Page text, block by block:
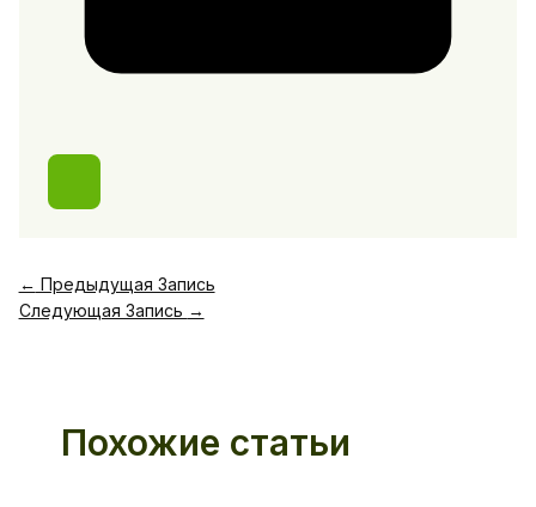
← Предыдущая Запись
Следующая Запись →
Похожие статьи